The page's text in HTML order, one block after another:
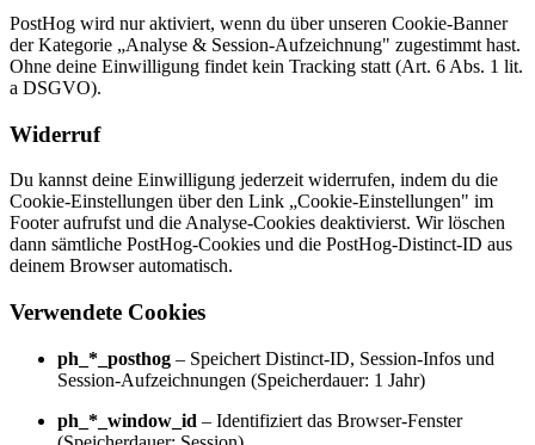
PostHog wird nur aktiviert, wenn du über unseren Cookie-Banner
der Kategorie „Analyse & Session-Aufzeichnung" zugestimmt hast.
Ohne deine Einwilligung findet kein Tracking statt (Art. 6 Abs. 1 lit.
a DSGVO).
Widerruf
Du kannst deine Einwilligung jederzeit widerrufen, indem du die
Cookie-Einstellungen über den Link „Cookie-Einstellungen" im
Footer aufrufst und die Analyse-Cookies deaktivierst. Wir löschen
dann sämtliche PostHog-Cookies und die PostHog-Distinct-ID aus
deinem Browser automatisch.
Verwendete Cookies
ph_*_posthog – Speichert Distinct-ID, Session-Infos und
Session-Aufzeichnungen (Speicherdauer: 1 Jahr)
ph_*_window_id – Identifiziert das Browser-Fenster